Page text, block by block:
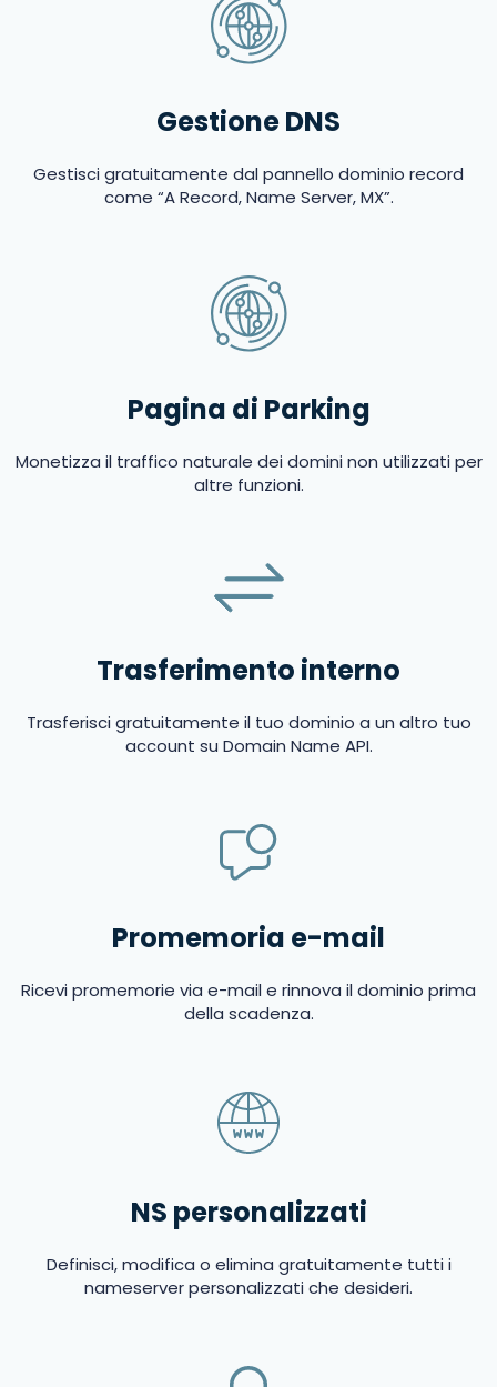
Gestione DNS
Gestisci gratuitamente dal pannello dominio record
come “A Record, Name Server, MX”.
Pagina di Parking
Monetizza il traffico naturale dei domini non utilizzati per
altre funzioni.
Trasferimento interno
Trasferisci gratuitamente il tuo dominio a un altro tuo
account su Domain Name API.
Promemoria e-mail
Ricevi promemorie via e-mail e rinnova il dominio prima
della scadenza.
NS personalizzati
Definisci, modifica o elimina gratuitamente tutti i
nameserver personalizzati che desideri.